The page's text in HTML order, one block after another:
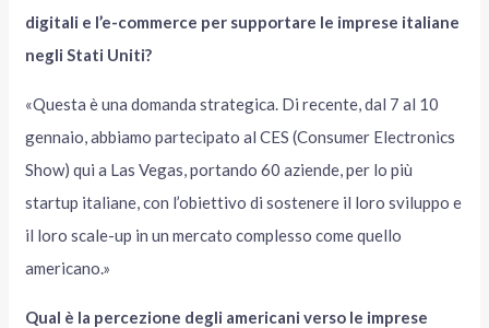
digitali e l’e-commerce per supportare le imprese italiane
negli Stati Uniti?
«Questa è una domanda strategica. Di recente, dal 7 al 10
gennaio, abbiamo partecipato al CES (Consumer Electronics
Show) qui a Las Vegas, portando 60 aziende, per lo più
startup italiane, con l’obiettivo di sostenere il loro sviluppo e
il loro scale-up in un mercato complesso come quello
americano.»
Qual è la percezione degli americani verso le imprese